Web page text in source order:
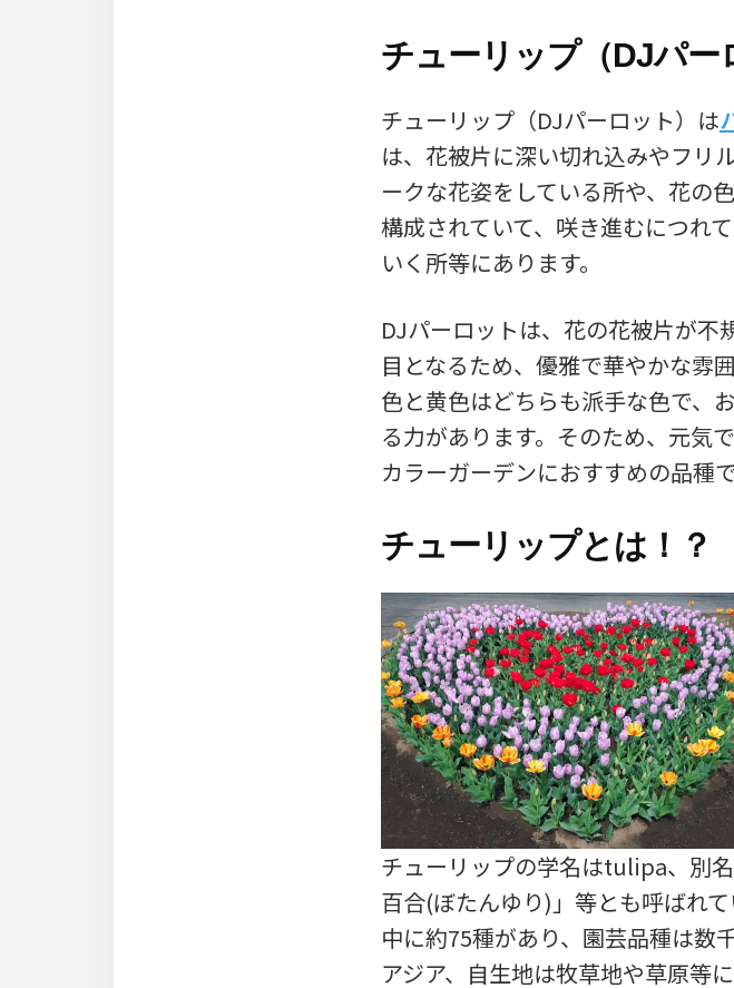
チューリップ（DJパー
チューリップ（DJパーロット）は
は、花被片に深い切れ込みやフリ
ークな花姿をしている所や、花の
構成されていて、咲き進むにつれ
いく所等にあります。
DJパーロットは、花の花被片が不
目となるため、優雅で華やかな雰
色と黄色はどちらも派手な色で、
る力があります。そのため、元気
カラーガーデンにおすすめの品種で
チューリップとは！？
チューリップの学名はtulipa、別
百合(ぼたんゆり)」等とも呼ばれ
中に約75種があり、園芸品種は数
アジア、自生地は牧草地や草原等に